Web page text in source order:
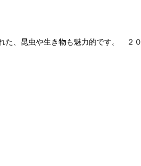
た、昆虫や生き物も魅力的です。 ２０